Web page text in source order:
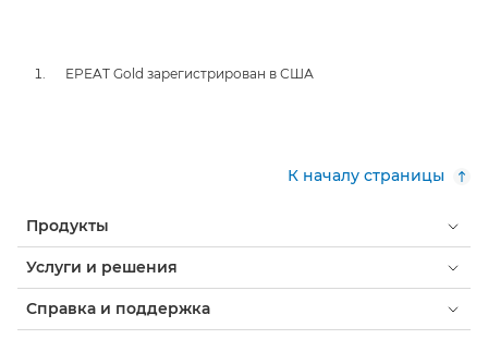
EPEAT Gold зарегистрирован в США
К началу страницы
Продукты
Услуги и решения
Справка и поддержка